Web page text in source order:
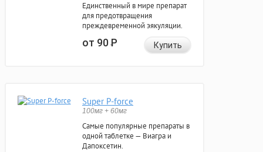
Единственный в мире препарат
для предотвращения
преждевременной эякуляции.
от 90Р Купить
Super P-force
100мг + 60мг
Самые популярные препараты в
одной таблетке — Виагра и
Дапоксетин.